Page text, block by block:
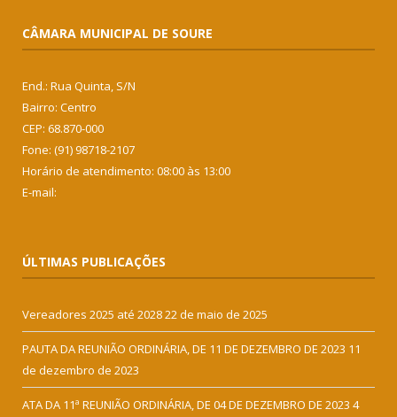
CÂMARA MUNICIPAL DE SOURE
End.: Rua Quinta, S/N
Bairro: Centro
CEP: 68.870-000
Fone: (91) 98718-2107
Horário de atendimento: 08:00 às 13:00
E-mail:
ÚLTIMAS PUBLICAÇÕES
Vereadores 2025 até 202822 de maio de 2025
PAUTA DA REUNIÃO ORDINÁRIA, DE 11 DE DEZEMBRO DE 2023 11
de dezembro de 2023
ATA DA 11ª REUNIÃO ORDINÁRIA, DE 04 DE DEZEMBRO DE 2023 4